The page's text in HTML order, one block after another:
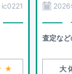
ic0221
2026
査定など
大